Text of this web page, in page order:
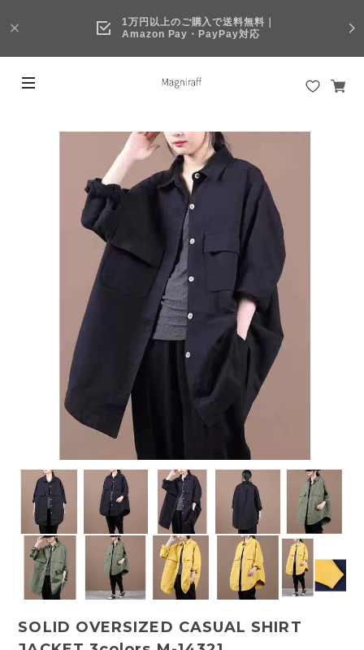
1万円以上のご購入で送料無料｜
Amazon Pay・PayPay対応
SOLID OVERSIZED CASUAL SHIRT